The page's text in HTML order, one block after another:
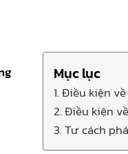
Mục lục
1. Điều kiện
2. Điều kiện
3. Tư cách